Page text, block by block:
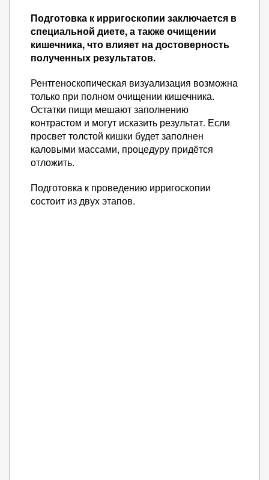
Подготовка к ирригоскопии заключается в
специальной диете, а также очищении
кишечника, что влияет на достоверность
полученных результатов.
Рентгеноскопическая визуализация возможна
только при полном очищении кишечника.
Остатки пищи мешают заполнению
контрастом и могут исказить результат. Если
просвет толстой кишки будет заполнен
каловыми массами, процедуру придётся
отложить.
Подготовка к проведению ирригоскопии
состоит из двух этапов.